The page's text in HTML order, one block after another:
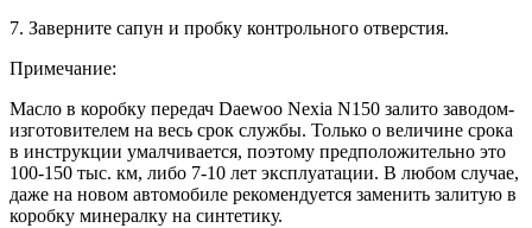
7. Заверните сапун и пробку контрольного отверстия.
Примечание:
Масло в коробку передач Daewoo Nexia N150 залито заводом-
изготовителем на весь срок службы. Только о величине срока
в инструкции умалчивается, поэтому предположительно это
100-150 тыс. км, либо 7-10 лет эксплуатации. В любом случае,
даже на новом автомобиле рекомендуется заменить залитую в
коробку минералку на синтетику.